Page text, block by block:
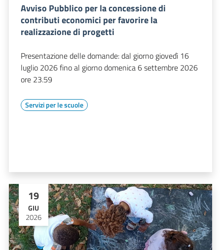
Avviso Pubblico per la concessione di
contributi economici per favorire la
realizzazione di progetti
Presentazione delle domande: dal giorno giovedì 16
luglio 2026 fino al giorno domenica 6 settembre 2026
ore 23.59
Servizi per le scuole
19
GIU
2026